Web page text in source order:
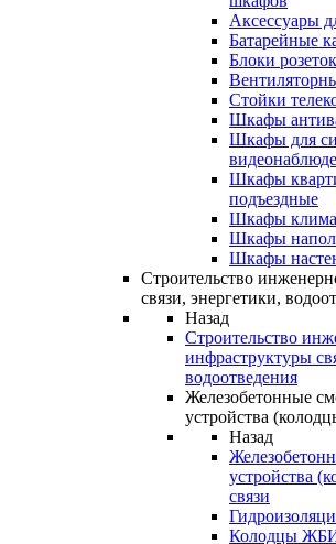
Аксессуары
Батарейные
Блоки
Стойки
Шкафы
Шкафы для
Шкафы
подъездные
Шкафы
Шкафы
Шкафы
Строительство
связи, энергетики,
Назад
Строительство
инфраструктуры
водоотведения
Железобетонные
устройства
Назад
устройства
связи
Колодцы